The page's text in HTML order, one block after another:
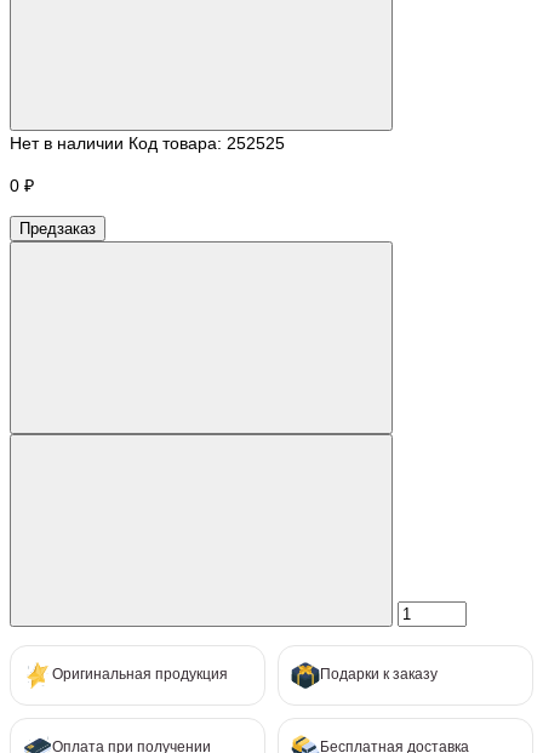
Нет в наличии Код товара: 252525
0 ₽
Предзаказ
Оригинальная продукция Подарки к заказу
Оплата при получении Бесплатная доставка